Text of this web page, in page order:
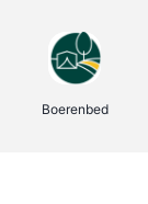
Boerenbed